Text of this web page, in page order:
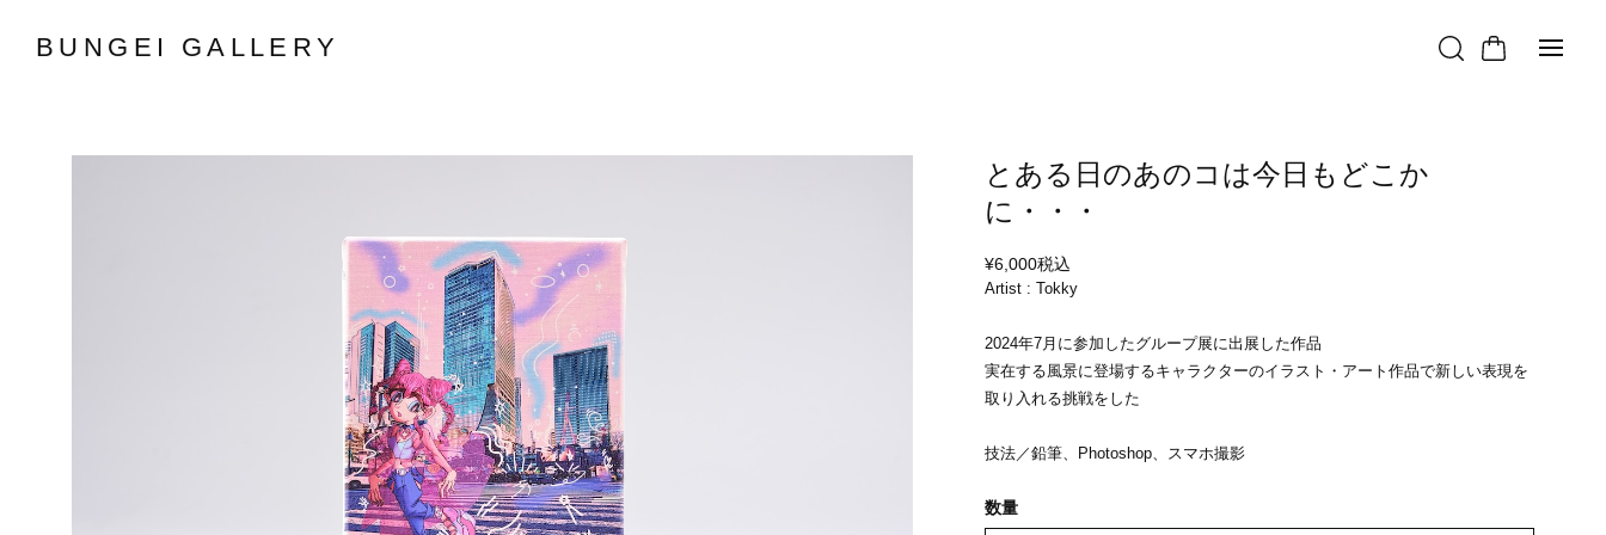
BUNGEI GALLERY
とある日のあのコは今日もどこか
に・・・
¥6,000税込
Artist : Tokky
2024年7月に参加したグループ展に出展した作品
実在する風景に登場するキャラクターのイラスト・アート作品で新しい表現を
取り入れる挑戦をした
技法／鉛筆、Photoshop、スマホ撮影
数量